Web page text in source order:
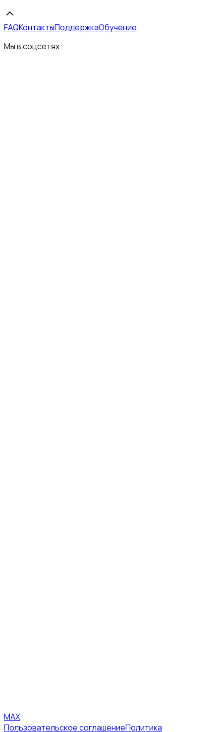
FAQКонтактыПоддержкаОбучение
Мы в соцсетях
MAX
Пользовательское соглашениеПолитика